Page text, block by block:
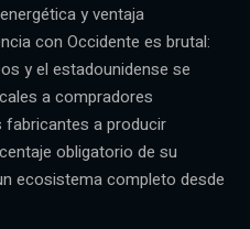
y ventaja
con Occidente es brutal:
y el estadounidense se
a compradores
fabricantes a producir
obligatorio de su
ecosistema completo desde